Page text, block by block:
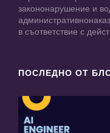
закононарушение и
в съответствие с
ПОСЛЕДНО ОТ